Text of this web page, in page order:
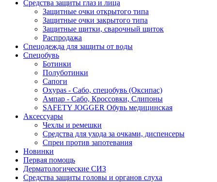
Средства защиты глаз и лица
Защитные очки открытого типа
Защитные очки закрытого типа
Защитные щитки, сварочный щиток
Распродажа
Спецодежда для защиты от воды
Спецобувь
Ботинки
Полуботинки
Сапоги
Oxypas - Сабо, спецобувь (Оксипас)
Ампар - Сабо, Кроссовки, Слипоны
SAFETY JOGGER Обувь медицинская
Аксессуары
Чехлы и ремешки
Средства для ухода за очками, диспенсеры
Спреи против запотевания
Новинки
Первая помощь
Дерматологические СИЗ
Средства защиты головы и органов слуха